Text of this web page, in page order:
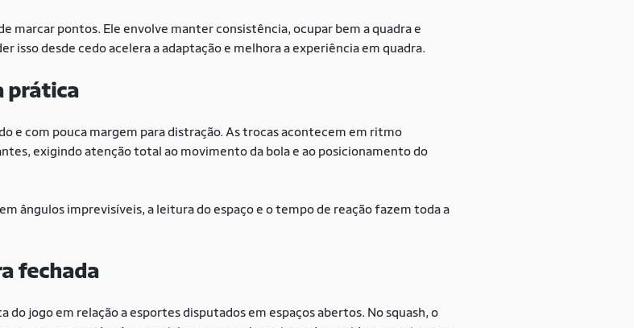
marcar pontos. Ele envolve manter consistência, ocupar bem a quadra e
isso desde cedo acelera a adaptação e melhora a experiência em quadra.
prática
e com pouca margem para distração. As trocas acontecem em ritmo
exigindo atenção total ao movimento da bola e ao posicionamento do
ângulos imprevisíveis, a leitura do espaço e o tempo de reação fazem toda a
fechada
jogo em relação a esportes disputados em espaços abertos. No squash, o